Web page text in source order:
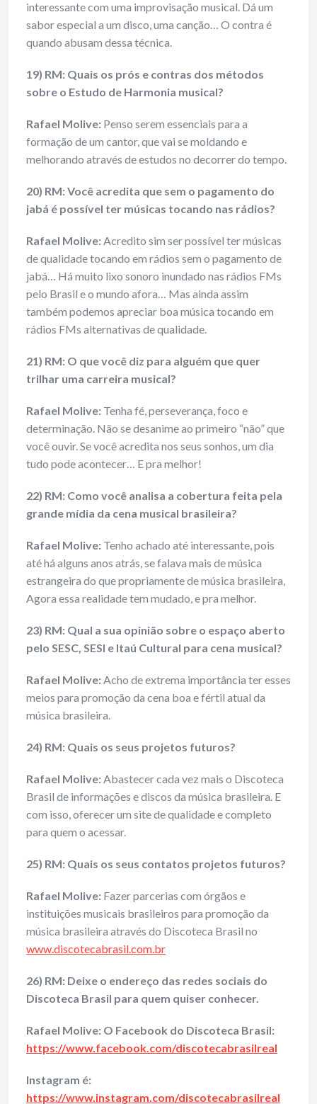
interessante com uma improvisação musical. Dá um
sabor especial a um disco, uma canção… O contra é
quando abusam dessa técnica.
19) RM: Quais os prós e contras dos métodos
sobre o Estudo de Harmonia musical?
Rafael Molive: Penso serem essenciais para a
formação de um cantor, que vai se moldando e
melhorando através de estudos no decorrer do tempo.
20) RM: Você acredita que sem o pagamento do
jabá é possível ter músicas tocando nas rádios?
Rafael Molive:Acredito sim ser possível ter músicas
de qualidade tocando em rádios sem o pagamento de
jabá… Há muito lixo sonoro inundado nas rádios FMs
pelo Brasil e o mundo afora… Mas ainda assim
também podemos apreciar boa música tocando em
rádios FMs alternativas de qualidade.
21) RM: O que você diz para alguém que quer
trilhar uma carreira musical?
Rafael Molive: Tenha fé, perseverança, foco e
determinação. Não se desanime ao primeiro “não” que
você ouvir. Se você acredita nos seus sonhos, um dia
tudo pode acontecer… E pra melhor!
22) RM: Como você analisa a cobertura feita pela
grande mídia da cena musical brasileira?
Rafael Molive: Tenho achado até interessante, pois
até há alguns anos atrás, se falava mais de música
estrangeira do que propriamente de música brasileira,
Agora essa realidade tem mudado, e pra melhor.
23) RM: Qual a sua opinião sobre o espaço aberto
pelo SESC, SESI e Itaú Cultural para cena musical?
Rafael Molive:Acho de extrema importância ter esses
meios para promoção da cena boa e fértil atual da
música brasileira.
24) RM: Quais os seus projetos futuros?
Rafael Molive:Abastecer cada vez mais o Discoteca
Brasil de informações e discos da música brasileira. E
com isso, oferecer um site de qualidade e completo
para quem o acessar.
25) RM: Quais os seus contatos projetos futuros?
Rafael Molive: Fazer parcerias com órgãos e
instituições musicais brasileiros para promoção da
música brasileira através do Discoteca Brasil no
www.discotecabrasil.com.br
26) RM: Deixe o endereço das redes sociais do
Discoteca Brasil para quem quiser conhecer.
Rafael Molive: O Facebook do Discoteca Brasil:
https://www.facebook.com/discotecabrasilreal
Instagram é:
https://www.instagram.com/discotecabrasilreal